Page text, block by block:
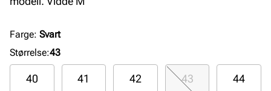
Farge: Svart
Størrelse:43
40 41 42 43 44